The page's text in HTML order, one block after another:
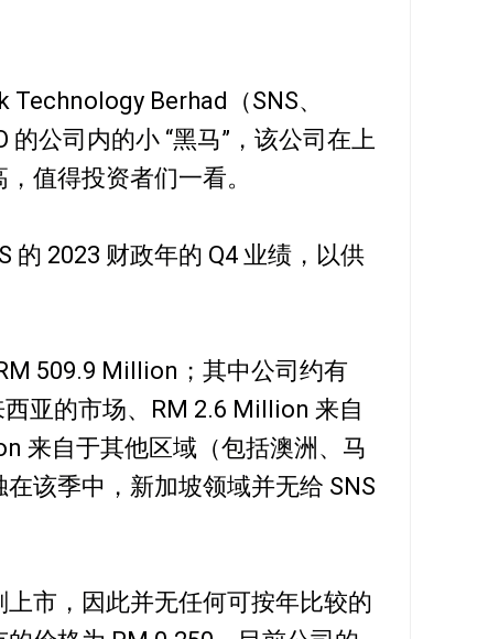
Berhad（SNS、
公司内的小 “黑马”，该公司在上
值得投资者们一看。
的 2023 财政年的 Q4 业绩，以供
509.9 Million；其中公司约有
亚的市场、RM 2.6 Million 来自
来自于其他区域（包括澳洲、马
该季中，新加坡领域并无给 SNS
上市，因此并无任何可按年比较的